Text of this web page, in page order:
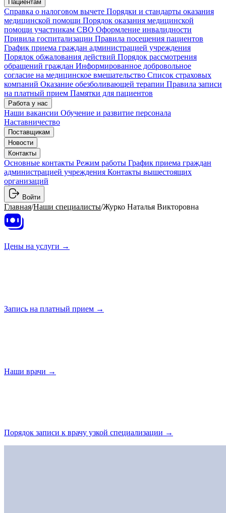
Пациентам
Справка о налоговом вычете Порядки и стандарты оказания
медицинской помощи Порядок оказания медицинской
помощи участникам СВО Оформление инвалидности
Привила госпитализации Правила посещения пациентов
График приема граждан администрацией учреждения
Порядок обжалования действий Порядок рассмотрения
обращений граждан Информированное добровольное
согласие на медицинское вмешательство Список страховых
компаний Оказание обезболивающей терапии Правила записи
на платный прием Памятки для пациентов
Работа у нас
Наши вакансии Обучение и развитие персонала
Наставничество
Поставщикам
Новости
Контакты
Основные контакты Режим работы График приема граждан
администрацией учреждения Контакты вышестоящих
организаций
Войти
Главная/Наши специалисты/Журко Наталья Викторовна
Цены на услуги →
Запись на платный прием →
Наши врачи →
Порядок записи к врачу узкой специализации →